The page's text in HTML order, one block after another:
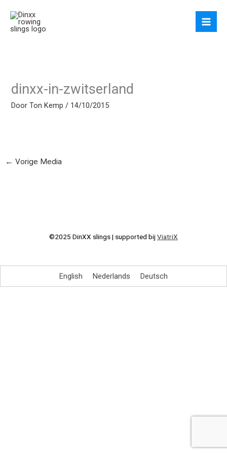
naar
dinxx-in-zwitserland
DoorTon Kemp/ 14/10/2015
← Vorige Media
©2025 DinXX slings | supported bijViatriX
English Nederlands Deutsch